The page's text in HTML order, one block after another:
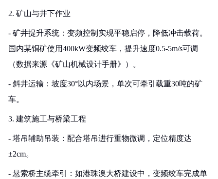
2. 矿山与井下作业
- 矿井提升系统：变频控制实现平稳启停，降低冲击载荷。
国内某铜矿使用400kW变频绞车，提升速度0.5-5m/s可调
（数据来源《矿山机械设计手册》）。
- 斜井运输：坡度30°以内场景，单次可牵引载重30吨的矿
车。
3. 建筑施工与桥梁工程
- 塔吊辅助吊装：配合塔吊进行重物微调，定位精度达
±2cm。
- 悬索桥主缆牵引：如港珠澳大桥建设中，变频绞车完成单